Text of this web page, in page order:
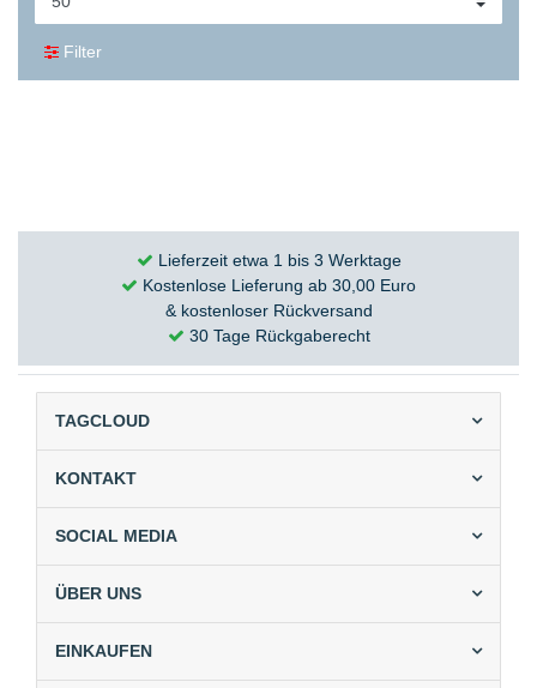
Filter
Lieferzeit etwa 1 bis 3 Werktage
Kostenlose Lieferung ab 30,00 Euro
& kostenloser Rückversand
30 Tage Rückgaberecht
TAGCLOUD
KONTAKT
SOCIAL MEDIA
ÜBER UNS
EINKAUFEN